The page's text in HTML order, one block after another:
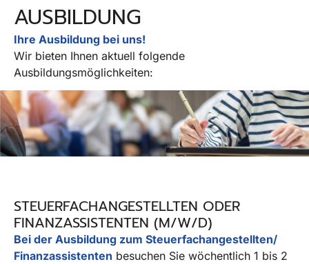
AUSBILDUNG
Ihre Ausbildung bei uns!
Wir bieten Ihnen aktuell folgende
Ausbildungsmöglichkeiten:
STEUERFACHANGESTELLTEN ODER
FINANZASSISTENTEN (M/W/D)
Bei der Ausbildung zum Steuerfachangestellten/
Finanzassistenten besuchen Sie wöchentlich 1 bis 2